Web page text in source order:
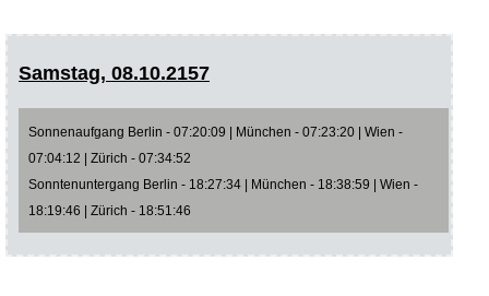
Samstag, 08.10.2157
Sonnenaufgang Berlin - 07:20:09 | München - 07:23:20 | Wien -
07:04:12 | Zürich - 07:34:52
Sonntenuntergang Berlin - 18:27:34 | München - 18:38:59 | Wien -
18:19:46 | Zürich - 18:51:46